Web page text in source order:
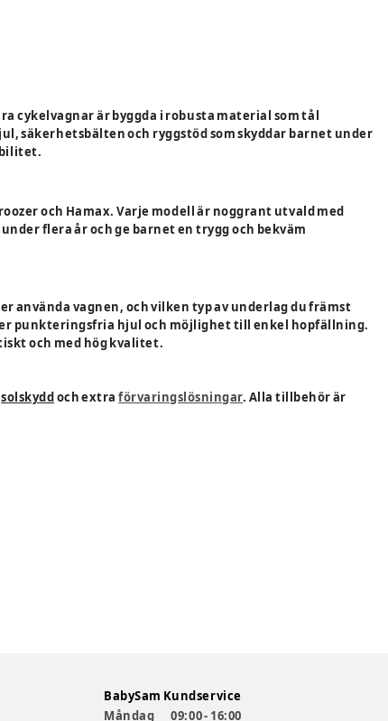
cykelvagnar är byggda i robusta material som tål
säkerhetsbälten och ryggstöd som skyddar barnet under
och Hamax. Varje modell är noggrant utvald med
flera år och ge barnet en trygg och bekväm
använda vagnen, och vilken typ av underlag du främst
punkteringsfria hjul och möjlighet till enkel hopfällning.
och med hög kvalitet.
solskyddoch extraförvaringslösningar. Alla tillbehör är
BabySam Kundservice
Måndag
09:00 - 16:00